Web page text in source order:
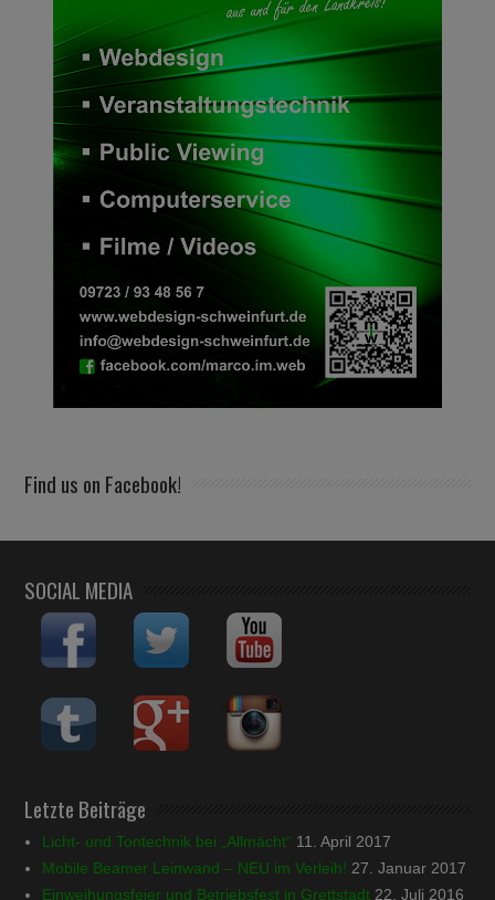
Find us on Facebook!
SOCIAL MEDIA
Letzte Beiträge
Licht- und Tontechnik bei „Allmächt“ 11. April 2017
Mobile Beamer Leinwand – NEU im Verleih! 27. Januar 2017
Einweihungsfeier und Betriebsfest in Grettstadt 22. Juli 2016